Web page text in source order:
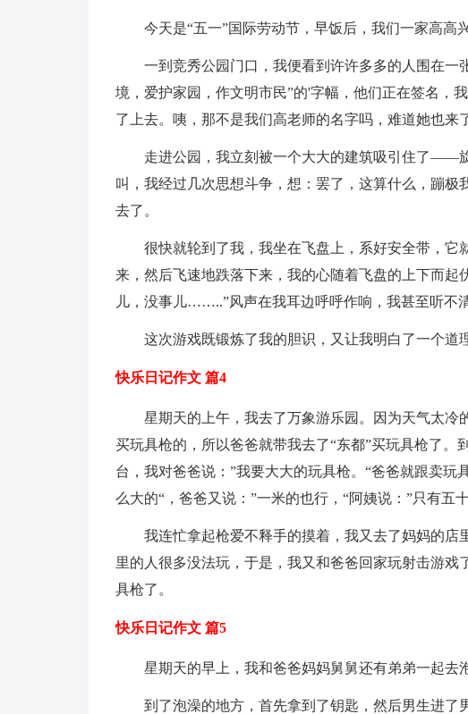
今天是“五一”国际劳动节，早饭后，我们一家高高
一到竞秀公园门口，我便看到许许多多的人围在一
境，爱护家园，作文明市民”的'字幅，他们正在签名，
了上去。咦，那不是我们高老师的名字吗，难道她也来
走进公园，我立刻被一个大大的建筑吸引住了——
叫，我经过几次思想斗争，想：罢了，这算什么，蹦
去了。
很快就轮到了我，我坐在飞盘上，系好安全带，
来，然后飞速地跌落下来，我的心随着飞盘的上下而起
儿，没事儿……..”风声在我耳边呼呼作响，我甚至听不
这次游戏既锻炼了我的胆识，又让我明白了一个道
快乐日记作文 篇4
星期天的上午，我去了万象游乐园。因为天气太
买玩具枪的，所以爸爸就带我去了“东都”买玩具枪了。
台，我对爸爸说：”我要大大的玩具枪。“爸爸就跟卖玩
么大的“，爸爸又说：”一米的也行，“阿姨说：”只有五
我连忙拿起枪爱不释手的摸着，我又去了妈妈的
里的人很多没法玩，于是，我又和爸爸回家玩射击游
具枪了。
快乐日记作文 篇5
星期天的早上，我和爸爸妈妈舅舅还有弟弟一起去
到了泡澡的地方，首先拿到了钥匙，然后男生进